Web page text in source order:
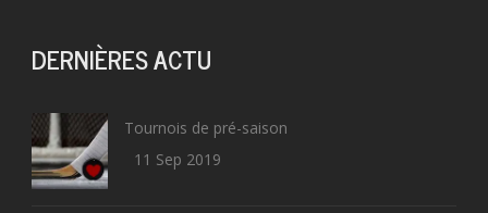
DERNIÈRES ACTU
Tournois de pré-saison
11 Sep 2019